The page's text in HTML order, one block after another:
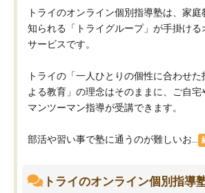
トライのオンライン個別指導塾は、家
知られる「トライグループ」が手掛ける
サービスです。
トライの「一人ひとりの個性に合わせ
よる教育」の理念はそのままに、ご自宅
マンツーマン指導が受講できます。
部活や習い事で塾に通うのが難しいお...
トライのオンライン個別指導